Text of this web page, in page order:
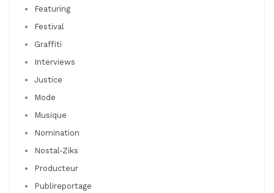
Featuring
Festival
Graffiti
Interviews
Justice
Mode
Musique
Nomination
Nostal-Ziks
Producteur
Publireportage